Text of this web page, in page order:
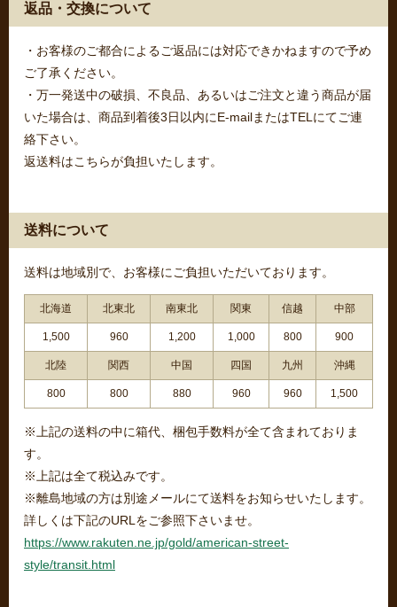
返品・交換について
・お客様のご都合によるご返品には対応できかねますので予め
ご了承ください。
・万一発送中の破損、不良品、あるいはご注文と違う商品が届
いた場合は、商品到着後3日以内にE-mailまたはTELにてご連
絡下さい。
返送料はこちらが負担いたします。
送料について
送料は地域別で、お客様にご負担いただいております。
北海道 北東北 南東北 関東 信越 中部
1,500 960 1,200 1,000 800 900
北陸 関西 中国 四国 九州 沖縄
800 800 880 960 960 1,500
※上記の送料の中に箱代、梱包手数料が全て含まれておりま
す。
※上記は全て税込みです。
※離島地域の方は別途メールにて送料をお知らせいたします。
詳しくは下記のURLをご参照下さいませ。
https://www.rakuten.ne.jp/gold/american-street-
style/transit.html